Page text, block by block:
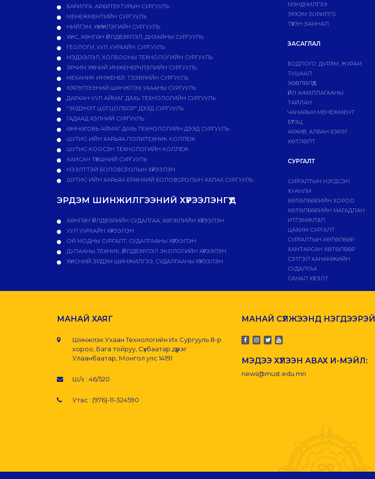
БАРИЛГА, АРХИТЕКТУРЫН СУРГУУЛЬ
МЕНЕЖМЕНТИЙН СУРГУУЛЬ
НИЙГЭМ, ХҮМҮҮНЛЭГИЙН СУРГУУЛЬ
ХҮНС, ХӨНГӨН ҮЙЛДВЭРЛЭЛ, ДИЗАЙНЫ СУРГУУЛЬ
ГЕОЛОГИ, УУЛ УУРХАЙН СУРГУУЛЬ
МЭДЭЭЛЭЛ, ХОЛБООНЫ ТЕХНОЛОГИЙН СУРГУУЛЬ
ЭРЧИМ ХҮЧНИЙ ИНЖЕНЕРЧЛЭЛИЙН СУРГУУЛЬ
МЕХАНИК ИНЖЕНЕР, ТЭЭВРИЙН СУРГУУЛЬ
ХЭРЭГЛЭЭНИЙ ШИНЖЛЭХ УХААНЫ СУРГУУЛЬ
ДАРХАН-УУЛ АЙМАГ ДАХЬ ТЕХНОЛОГИЙН СУРГУУЛЬ
"ЭРДЭНЭТ ЦОГЦОЛБОР" ДЭЭД СУРГУУЛЬ
ГАДААД ХЭЛНИЙ СУРГУУЛЬ
ӨМНӨГОВЬ АЙМАГ ДАХЬ ТЕХНОЛОГИЙН ДЭЭД СУРГУУЛЬ
ШУТИС-ИЙН ХАРЬЯА ПОЛИТЕХНИК КОЛЛЕЖ
ШУТИС-КООСЭН ТЕХНОЛОГИЙН КОЛЛЕЖ
АХИСАН ТҮВШНИЙ СУРГУУЛЬ
НЭЭЛТТЭЙ БОЛОВСРОЛЫН ХҮРЭЭЛЭН
ШУТИС-ИЙН ХАРЬЯА ЕРӨНХИЙ БОЛОВСРОЛЫН АХЛАХ СУРГУУЛЬ
ЭРДЭМ ШИНЖИЛГЭЭНИЙ ХҮРЭЭЛЭНГҮҮД
ХӨНГӨН ҮЙЛДВЭРИЙН СУДАЛГАА, ХӨГЖЛИЙН ХҮРЭЭЛЭН
УУЛ УУРХАЙН ХҮРЭЭЛЭН
ОЙ МОДНЫ СУРГАЛТ, СУДАЛГААНЫ ХҮРЭЭЛЭН
ДУЛААНЫ ТЕХНИК, ҮЙЛДВЭРЛЭЛ ЭКОЛОГИЙН ХҮРЭЭЛЭН
ХҮНСНИЙ ЭРДЭМ ШИНЖИЛГЭЭ, СУДАЛГААНЫ ХҮРЭЭЛЭН
МЭНДЧИЛГЭЭ
ЭРХЭМ ЗОРИЛГО
ТҮҮХЭН ЗАМНАЛ
ЗАСАГЛАЛ
БОДЛОГО, ДVРЭМ, ЖУРАМ,
ТУШААЛ
ЗӨВЛӨЛҮҮД
ҮЙЛ АЖИЛЛАГААНЫ
ТАЙЛАН
ЧАНАРЫН МЕНЕЖМЕНТ
БҮТЭЦ
АРХИВ, АЛБАН ХЭРЭГ
ХӨТЛӨЛТ
СУРГАЛТ
СУРГАЛТЫН НЭГДСЭН
ХУАНЛИ
ХӨТӨЛБӨРИЙН ХОРОО
ХӨТӨЛБӨРИЙН МАГАДЛАН
ИТГЭМЖЛЭЛ
ЦАХИМ СУРГАЛТ
СУРГАЛТЫН ХӨТӨЛБӨР
ХАМТАРСАН ХӨТӨЛБӨР
СЭТГЭЛ ХАНАМЖИЙН
СУДАЛГАА
САНАЛ ХҮСЭЛТ
МАНАЙ ХАЯГ
Шинжлэх Ухаан Технологийн Их Сургууль 8-р
хороо, Бага тойруу, Сүхбаатар дүүрэг
Улаанбаатар, Монгол улс 14191
Ш/х : 46/520
Утас : (976)-11-324590
МАНАЙ СҮЛЖЭЭНД НЭГДЭЭРЭЙ
МЭДЭЭ ХҮЛЭЭН АВАХ И-МЭЙЛ:
news@must.edu.mn